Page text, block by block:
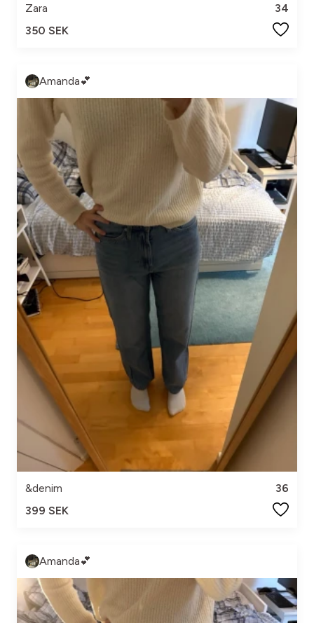
Zara
34
350 SEK
Amanda💕
&denim
36
399 SEK
Amanda💕